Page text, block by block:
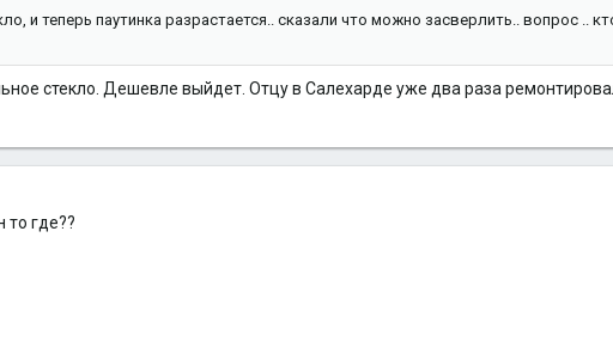
и теперь паутинка разрастается.. сказали что можно засверлить.. вопрос ..
стекло. Дешевле выйдет. Отцу в Салехарде уже два раза
то где??